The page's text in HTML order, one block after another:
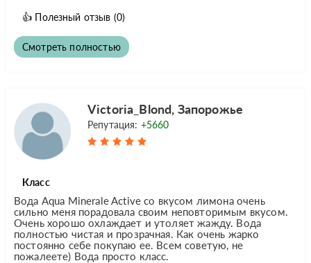
👍 Полезный отзыв (0)
Смотреть полностью
Victoria_Blond, Запорожье
Репутация: +5660
Класс
Вода Aqua Minerale Active со вкусом лимона очень
сильно меня порадовала своим неповторимым вкусом.
Очень хорошо охлаждает и утоляет жажду. Вода
полностью чистая и прозрачная. Как очень жарко
постоянно себе покупаю ее. Всем советую, не
пожалеете) Вода просто класс.